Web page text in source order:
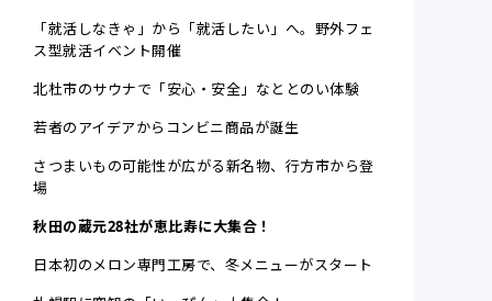
「就活しなきゃ」から「就活したい」へ。野外フェ
ス型就活イベント開催
北杜市のサウナで「安心・安全」なととのい体験
若者のアイデアからコンビニ商品が誕生
さつまいもの可能性が広がる新名物、行方市から登
場
秋田の蔵元28社が恵比寿に大集合！
日本初のメロン専門工房で、冬メニューがスタート